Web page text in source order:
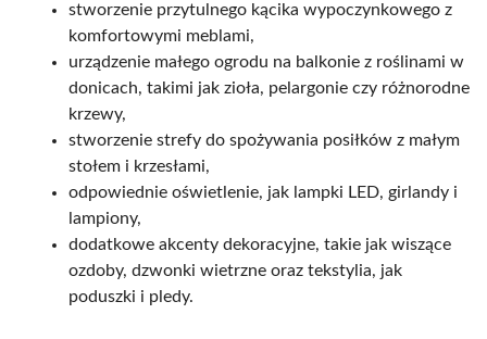
stworzenie przytulnego kącika wypoczynkowego z
komfortowymi meblami,
urządzenie małego ogrodu na balkonie z roślinami w
donicach, takimi jak zioła, pelargonie czy różnorodne
krzewy,
stworzenie strefy do spożywania posiłków z małym
stołem i krzesłami,
odpowiednie oświetlenie, jak lampki LED, girlandy i
lampiony,
dodatkowe akcenty dekoracyjne, takie jak wiszące
ozdoby, dzwonki wietrzne oraz tekstylia, jak
poduszki i pledy.